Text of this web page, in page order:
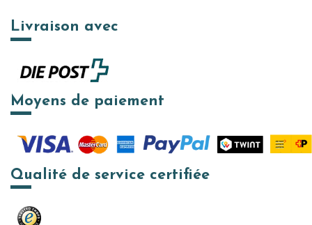
Livraison avec
Moyens de paiement
Qualité de service certifiée